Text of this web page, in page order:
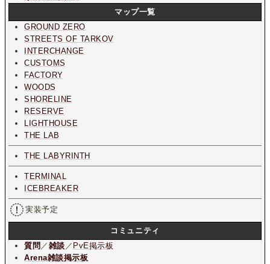
マップ一覧
GROUND ZERO
STREETS OF TARKOV
INTERCHANGE
CUSTOMS
FACTORY
WOODS
SHORELINE
RESERVE
LIGHTHOUSE
THE LAB
THE LABYRINTH
TERMINAL
ICEBREAKER
実装予定
コミュニティ
質問 ／ 雑談 ／ PvE掲示板
Arena雑談掲示板